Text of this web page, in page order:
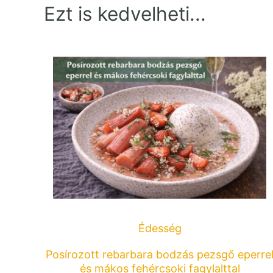
Ezt is kedvelheti...
Édesség
Posírozott rebarbara bodzás pezsgő eperrel
és mákos fehércsoki fagylalttal